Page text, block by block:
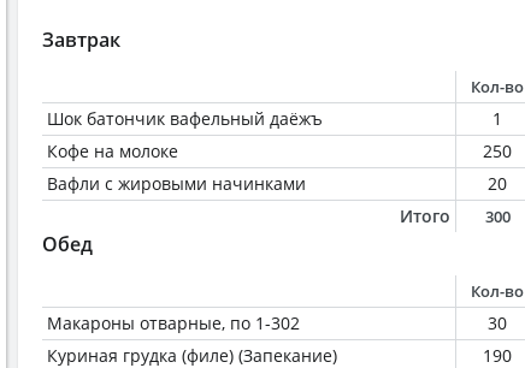
Завтрак
Кол-во
Шок батончик вафельный даёжъ 1
Кофе на молоке
250
Вафли с жировыми начинками
20
Итого
300
Обед
Кол-во
Макароны отварные, по 1-302 30
Куриная грудка (филе) (Запекание)
190